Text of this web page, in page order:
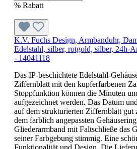
% Rabatt
K.V. Fuchs Design, Armbanduhr,
Edelstahl, silber, rotgold, silber, 24h-
- 14041118
Das IP-beschichtete Edelstahl-
Ziffernblatt mit den kupferfarbenen
Stoppfunktion können die Minuten
aufgezeichnet werden. Das Datum
auf dem strukturierten Ziffernblatt gut
dem farblich angepassten
Gliederarmband mit Faltschließe das
seiner Farbgebung stimmig. Eine
Funktionalität und Design. Die